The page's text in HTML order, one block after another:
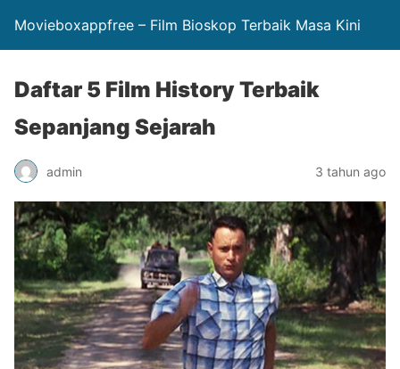
Movieboxappfree – Film Bioskop Terbaik Masa Kini
Daftar 5 Film History Terbaik
Sepanjang Sejarah
admin 3 tahun ago